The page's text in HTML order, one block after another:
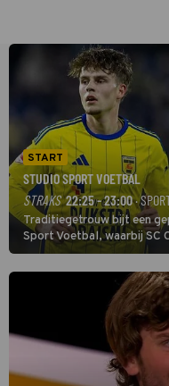
START
STUDIO SPORT VOETBAL
STRAKS 22:25 - 23:00·
Traditiegetrouw bijt een
Sport Voetbal, waarbij SC
eerste wedstrijd van het
oefenmeester is Johan